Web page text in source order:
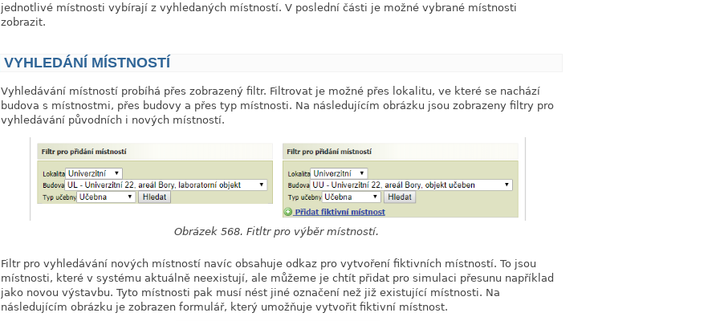
jednotlivé místnosti vybírají z vyhledaných místností. V poslední části je možné vybrané místnosti
zobrazit.
VYHLEDÁNÍ MÍSTNOSTÍ
Vyhledávání místností probíhá přes zobrazený filtr. Filtrovat je možné přes lokalitu, ve které se nachází
budova s místnostmi, přes budovy a přes typ místnosti. Na následujícím obrázku jsou zobrazeny filtry pro
vyhledávání původních i nových místností.
Obrázek 568. Fitltr pro výběr místností.
Filtr pro vyhledávání nových místností navíc obsahuje odkaz pro vytvoření fiktivních místností. To jsou
místnosti, které v systému aktuálně neexistují, ale můžeme je chtít přidat pro simulaci přesunu například
jako novou výstavbu. Tyto místnosti pak musí nést jiné označení než již existující místnosti. Na
následujícím obrázku je zobrazen formulář, který umožňuje vytvořit fiktivní místnost.